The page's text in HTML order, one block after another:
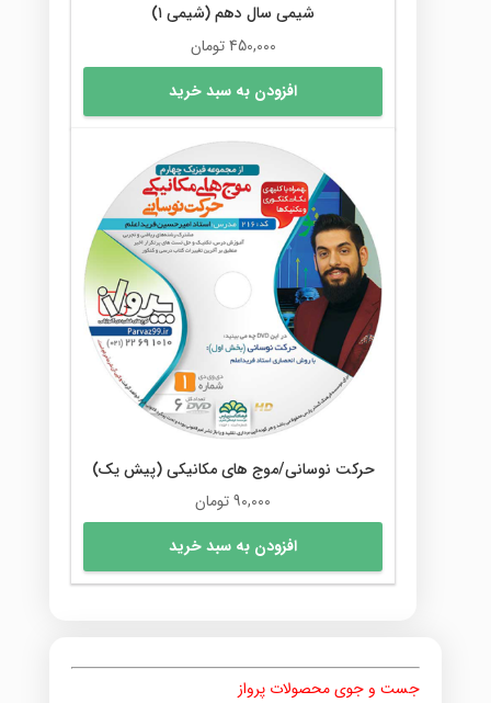
شیمی سال دهم (شیمی ۱)
450,000 تومان
افزودن به سبد خرید
حرکت نوسانی/موج های مکانیکی (پیش یک)
90,000تومان
افزودن به سبد خرید
جست و جوی محصولات پرواز